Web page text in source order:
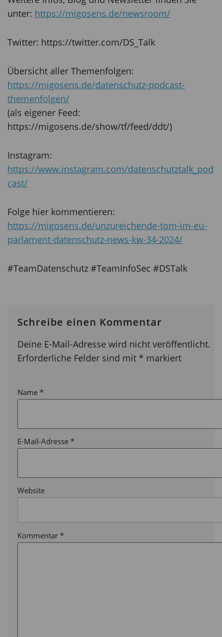
unter: https://migosens.de/newsroom/
Twitter: https://twitter.com/DS_Talk
Übersicht aller Themenfolgen:
https://migosens.de/datenschutz-podcast-
themenfolgen/
(als eigener Feed:
https://migosens.de/show/tf/feed/ddt/)
Instagram:
https://www.instagram.com/datenschutztalk_pod
cast/
Folge hier kommentieren:
https://migosens.de/unzureichende-tom-im-eu-
parlament-datenschutz-news-kw-34-2024/
#TeamDatenschutz #TeamInfoSec #DSTalk
Schreibe einen Kommentar
Deine E-Mail-Adresse wird nicht veröffentlicht.
Erforderliche Felder sind mit * markiert
Name *
E-Mail-Adresse *
Website
Kommentar *